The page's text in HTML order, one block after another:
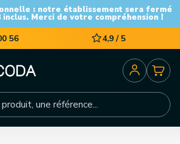
: notre établissement sera fermé
inclus. Merci de votre compréhension !
56 4,9 / 5